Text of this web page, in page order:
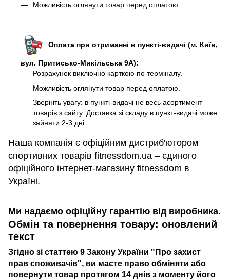
Можливість оглянути товар перед оплатою.
Оплата при отриманні в пункті-видачі (м. Київ,
вул. Притисько-Микільська 9А):
Розрахунок виключно карткою по терміналу.
Можливість оглянути товар перед оплатою.
Зверніть увагу: в пункті-видачі не весь асортимент
товарів з сайту. Доставка зі складу в пункт-видачі може
зайняти 2-3 дні.
Наша компанія є офіційним дистриб'ютором
спортивних товарів fitnessdom.ua – єдиного
офіційного інтернет-магазину fitnessdom в
Україні.
Ми надаємо офіційну гарантію від виробника.
Обмін та повернення товару: оновлений
текст
Згідно зі статтею 9 Закону України "Про захист
прав споживачів", ви маєте право обміняти або
повернути товар протягом 14 днів з моменту його